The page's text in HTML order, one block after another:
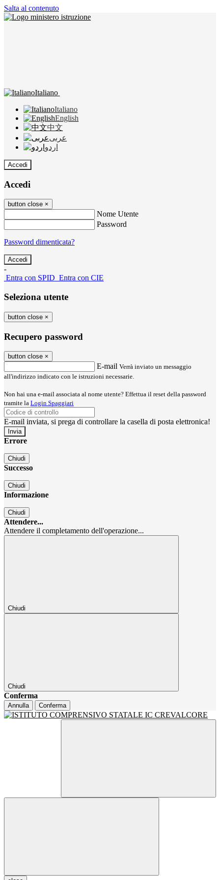
Salta al contenuto
Italiano
Italiano
English
中文
عربى
اردو
Accedi
Accedi
button close ×
Nome Utente
Password
Password dimenticata?
-
Entra con SPID Entra con CIE
Seleziona utente
button close ×
Recupero password
button close ×
E-mail Verrà inviato un messaggio
all'indirizzo indicato con le istruzioni necessarie.
Non hai una e-mail associata al nome utente? Effettua il reset della password
tramite la Login Spaggiari
E-mail inviata, si prega di controllare la casella di posta elettronica!
Errore
Chiudi
Successo
Chiudi
Informazione
Chiudi
Attendere...
Attendere il completamento dell'operazione...
Chiudi
Chiudi
Conferma
Annulla Conferma